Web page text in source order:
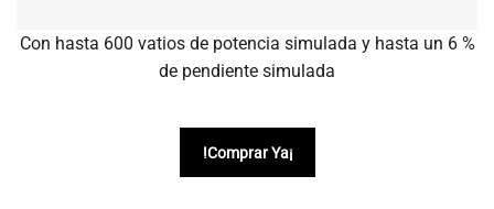
Con hasta 600 vatios de potencia simulada y hasta un 6 %
de pendiente simulada
!Comprar Ya¡